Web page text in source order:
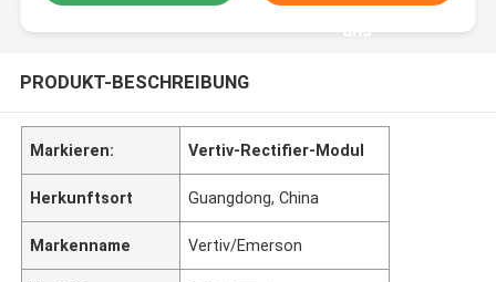
uns
PRODUKT-BESCHREIBUNG
Markieren: Vertiv-Rectifier-Modul
Herkunftsort Guangdong, China
Markenname Vertiv/Emerson